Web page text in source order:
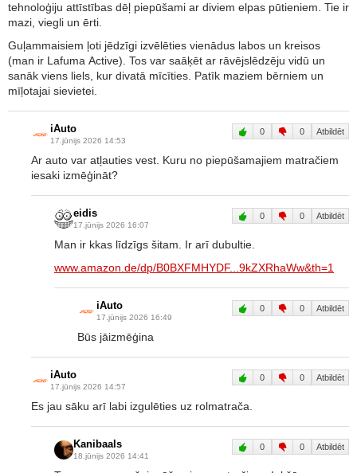
tehnoloģiju attīstības dēļ piepūšami ar diviem elpas pūtieniem. Tie ir
mazi, viegli un ērti.
Guļammaisiem ļoti jēdzīgi izvēlēties vienādus labos un kreisos
(man ir Lafuma Active). Tos var saāķēt ar rāvējslēdzēju vidū un
sanāk viens liels, kur divatā mīcīties. Patīk maziem bērniem un
mīļotajai sievietei.
iAuto
17.jūnijs 2026 14:53
0 0 Atbildēt
Ar auto var atļauties vest. Kuru no piepūšamajiem matračiem
iesaki izmēģināt?
eidis
17.jūnijs 2026 16:07
0 0 Atbildēt
Man ir kkas līdzīgs šitam. Ir arī dubultie.
www.amazon.de/dp/B0BXFMHYDF...9kZXRhaWw&th=1
iAuto
17.jūnijs 2026 16:49
0 0 Atbildēt
Būs jāizmēģina
iAuto
17.jūnijs 2026 14:57
0 0 Atbildēt
Es jau sāku arī labi izgulēties uz rolmatrača.
Kanibaals
18.jūnijs 2026 14:41
0 0 Atbildēt